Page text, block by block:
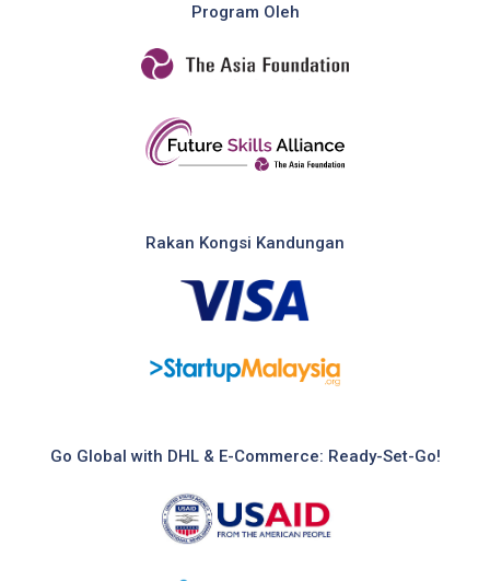
Program Oleh
Rakan Kongsi Kandungan
Go Global with DHL & E-Commerce: Ready-Set-Go!